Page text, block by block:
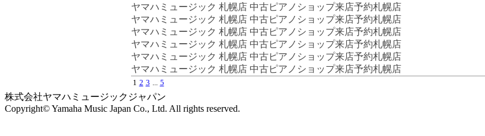
ヤマハミュージック 札幌店 中古ピアノショップ来店予約札幌店
ヤマハミュージック 札幌店 中古ピアノショップ来店予約札幌店
ヤマハミュージック 札幌店 中古ピアノショップ来店予約札幌店
ヤマハミュージック 札幌店 中古ピアノショップ来店予約札幌店
ヤマハミュージック 札幌店 中古ピアノショップ来店予約札幌店
ヤマハミュージック 札幌店 中古ピアノショップ来店予約札幌店
1 2 3 5
株式会社ヤマハミュージックジャパン
Copyright© Yamaha Music Japan Co., Ltd. All rights reserved.